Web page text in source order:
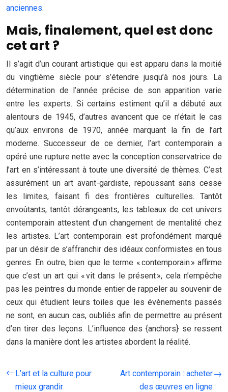
anciennes.
Mais, finalement, quel est donc
cet art ?
Il s’agit d’un courant artistique qui est apparu dans la moitié
du vingtième siècle pour s’étendre jusqu’à nos jours. La
détermination de l’année précise de son apparition varie
entre les experts. Si certains estiment qu’il a débuté aux
alentours de 1945, d’autres avancent que ce n’était le cas
qu’aux environs de 1970, année marquant la fin de l’art
moderne. Successeur de ce dernier, l’art contemporain a
opéré une rupture nette avec la conception conservatrice de
l’art en s’intéressant à toute une diversité de thèmes. C’est
assurément un art avant-gardiste, repoussant sans cesse
les limites, faisant fi des frontières culturelles. Tantôt
envoûtants, tantôt dérangeants, les tableaux de cet univers
contemporain attestent d’un changement de mentalité chez
les artistes. L’art contemporain est profondément marqué
par un désir de s’affranchir des idéaux conformistes en tous
genres. En outre, bien que le terme « contemporain » affirme
que c’est un art qui « vit dans le présent », cela n’empêche
pas les peintres du monde entier de rappeler au souvenir de
ceux qui étudient leurs toiles que les évènements passés
ne sont, en aucun cas, oubliés afin de permettre au présent
d’en tirer des leçons. L’influence des {anchors} se ressent
dans la manière dont les artistes abordent la réalité.
L’art et la culture pour
mieux grandir
Art contemporain : acheter
des œuvres en ligne